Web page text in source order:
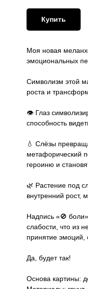
Купить
Моя новая
эмоциональных
Символизм этой
роста и
👁 Глаз
способность
💧 Слёзы
метафорический
героиню и
🌿 Растение под
внутренний рост,
Надпись «🚫
слабости, что из
принятие
Да, будет так!
Основа картины: